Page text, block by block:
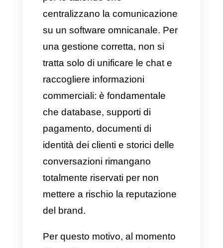
Garantire la
sicurezza dei dati
su WhatsApp Business
essere la priorità numero uno
per le aziende che
centralizzano la comunicazione
su un software omnicanale. Per
una gestione corretta, non si
tratta solo di unificare le chat e
raccogliere informazioni